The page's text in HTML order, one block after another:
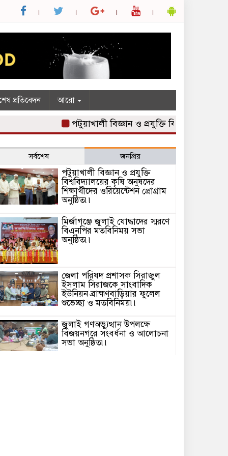
প্রতিবেদন আরো
পটুয়াখালী বিজ্ঞান ও প্রযুক্তি বিশ্ববিদ্যালয়ের কৃষি
সর্বশেষ জনপ্রিয়
পটুয়াখালী বিজ্ঞান ও প্রযুক্তি
বিশ্ববিদ্যালয়ের কৃষি অনুষদের
শিক্ষার্থীদের ওরিয়েন্টেশন প্রোগ্রাম
অনুষ্ঠিত৷৷
মির্জাগঞ্জে জুলাই যোদ্ধাদের স্মরণে
বিএনপির মতবিনিময় সভা
অনুষ্ঠিত৷৷
জেলা পরিষদ প্রশাসক সিরাজুল
ইসলাম সিরাজকে সাংবাদিক
ইউনিয়ন ব্রাহ্মণবাড়িয়ার ফুলেল
শুভেচ্ছা ও মতবিনিময়৷৷
জুলাই গণঅভ্যুত্থান উপলক্ষে
বিজয়নগরে সংবর্ধনা ও আলোচনা
সভা অনুষ্ঠিত৷৷